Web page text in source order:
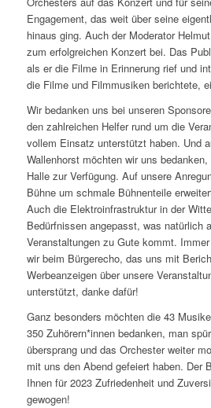
Engagement, das weit über seine
hinaus ging. Auch der Moderator
zum erfolgreichen Konzert bei. Das
als er die Filme in Erinnerung rief und
die Filme und Filmmusiken berichtete,
Wir bedanken uns bei unseren
den zahlreichen Helfer rund um die
vollem Einsatz unterstützt haben. Und
Wallenhorst möchten wir uns
Halle zur Verfügung. Auf unsere
Bühne um schmale Bühnenteile
Auch die Elektroinfrastruktur in der
Bedürfnissen angepasst, was natürlich
Veranstaltungen zu Gute kommt.
wir beim Bürgerecho, das uns mit
Werbeanzeigen über unsere
unterstützt, danke dafür!
Ganz besonders möchten die 43
350 Zuhörern*innen bedanken, man
übersprang und das Orchester weiter
mit uns den Abend gefeiert haben. Der
Ihnen für 2023 Zufriedenheit und
gewogen!